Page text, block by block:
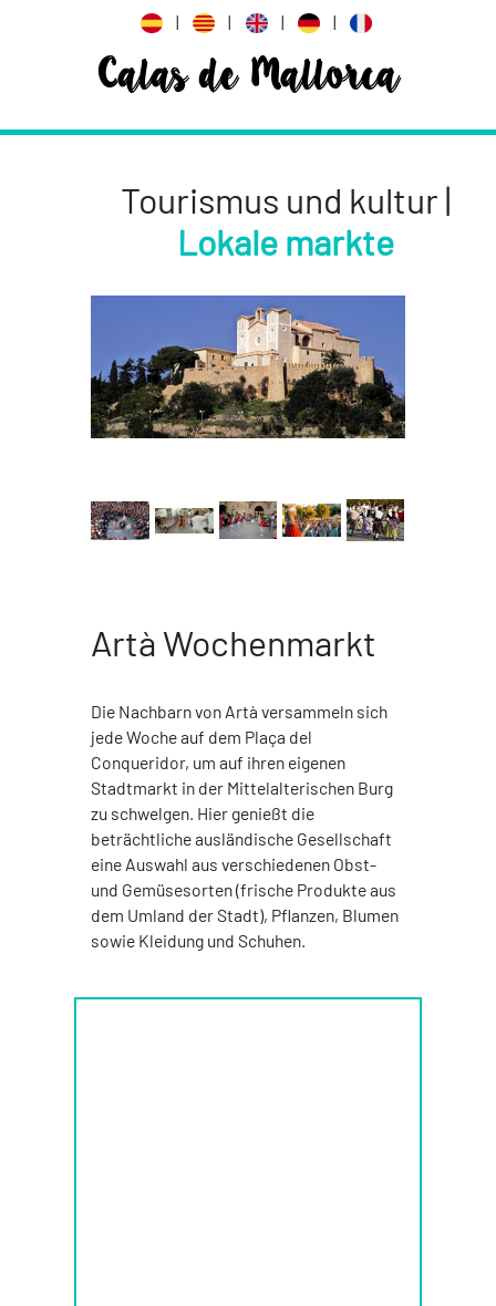
| | | |
Calas de Mallorca
Tourismus und kultur |
Lokale markte
Artà Wochenmarkt
Die Nachbarn von Artà versammeln sich
jede Woche auf dem Plaça del
Conqueridor, um auf ihren eigenen
Stadtmarkt in der Mittelalterischen Burg
zu schwelgen. Hier genießt die
beträchtliche ausländische Gesellschaft
eine Auswahl aus verschiedenen Obst-
und Gemüsesorten (frische Produkte aus
dem Umland der Stadt), Pflanzen, Blumen
sowie Kleidung und Schuhen.